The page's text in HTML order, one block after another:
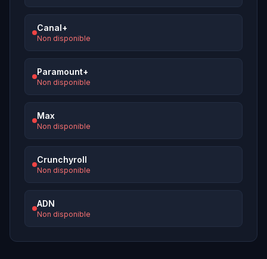
Canal+
Non disponible
Paramount+
Non disponible
Max
Non disponible
Crunchyroll
Non disponible
ADN
Non disponible